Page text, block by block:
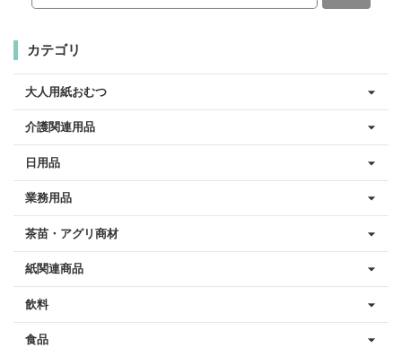
カテゴリ
大人用紙おむつ
介護関連用品
日用品
業務用品
茶苗・アグリ商材
紙関連商品
飲料
食品